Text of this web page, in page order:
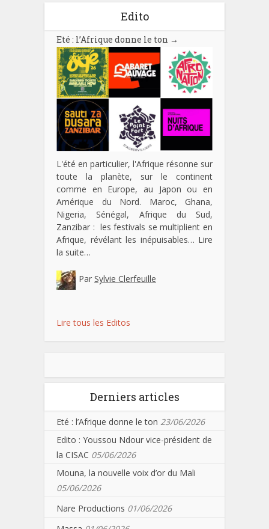
Edito
Eté : l’Afrique donne le ton →
L'été en particulier, l'Afrique résonne sur
toute la planète, sur le continent
comme en Europe, au Japon ou en
Amérique du Nord. Maroc, Ghana,
Nigeria, Sénégal, Afrique du Sud,
Zanzibar : les festivals se multiplient en
Afrique, révélant les inépuisables… Lire
la suite…
Par Sylvie Clerfeuille
Lire tous les Editos
Derniers articles
Eté : l’Afrique donne le ton 23/06/2026
Edito : Youssou Ndour vice-président de
la CISAC 05/06/2026
Mouna, la nouvelle voix d’or du Mali
05/06/2026
Nare Productions 01/06/2026